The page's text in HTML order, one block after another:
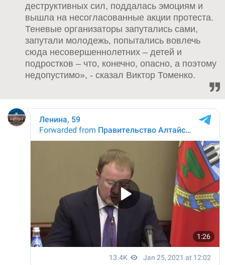
деструктивных сил, поддалась эмоциям и
вышла на несогласованные акции протеста.
Теневые организаторы запутались сами,
запутали молодежь, попытались вовлечь
сюда несовершеннолетних – детей и
подростков – что, конечно, опасно, а поэтому
недопустимо», - сказал Виктор Томенко.